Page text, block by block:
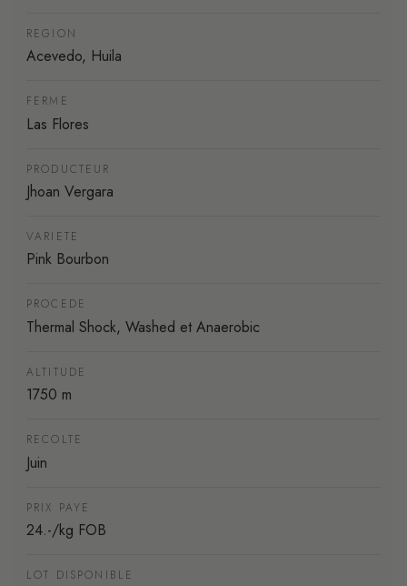
REGION
Acevedo, Huila
FERME
Las Flores
PRODUCTEUR
Jhoan Vergara
VARIETE
Pink Bourbon
PROCEDE
Thermal Shock, Washed et Anaerobic
ALTITUDE
1750 m
RECOLTE
Juin
PRIX PAYE
24.-/kg FOB
LOT DISPONIBLE